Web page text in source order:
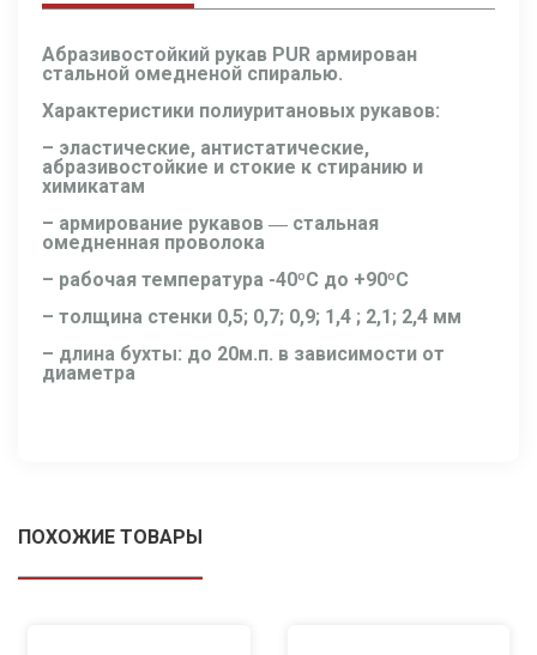
Абразивостойкий рукав PUR армирован
стальной омедненой спиралью.
Характеристики полиуритановых рукавов:
– эластические, антистатические,
абразивостойкие и стокие к стиранию и
химикатам
– армирование рукавов ― стальная
омедненная проволока
– рабочая температура -40ºС до +90ºС
– толщина стенки 0,5; 0,7; 0,9; 1,4 ; 2,1; 2,4 мм
– длина бухты: до 20м.п. в зависимости от
диаметра
ПОХОЖИЕ ТОВАРЫ